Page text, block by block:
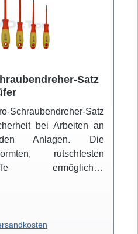
ein perfektes
Heimwerker oder
und ein Muss für
Aluminiumgriff
mit 360° drehbarer
durch den im Griff
fest an ihrem
Aluminiumgehäuse
Hochwertige Qualität,
perfekte Geschenk Die
hält die Bits
Satz
Satz
bei Arbeiten an
Anlagen. Die
rutschfesten
ermöglichen
geprüft
/ DIN EN